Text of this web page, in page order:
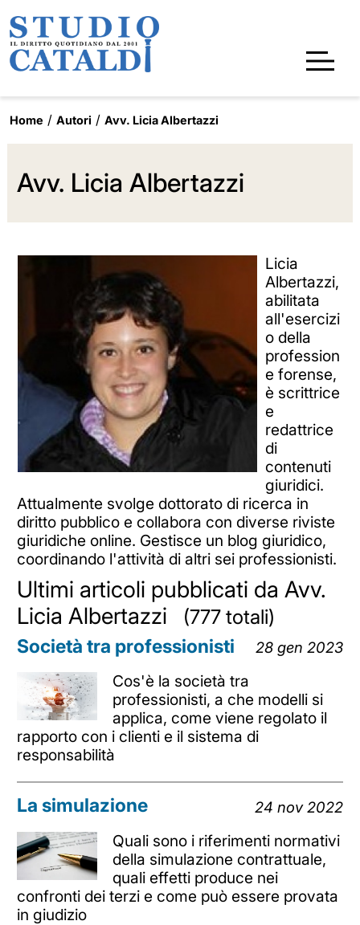
Home Autori Avv. Licia Albertazzi
Avv. Licia Albertazzi
Licia
Albertazzi,
abilitata
all'esercizi
o della
profession
e forense,
è scrittrice
e
redattrice
di
contenuti
giuridici.
Attualmente svolge dottorato di ricerca in
diritto pubblico e collabora con diverse riviste
giuridiche online. Gestisce un blog giuridico,
coordinando l'attività di altri sei professionisti.
Ultimi articoli pubblicati da Avv.
Licia Albertazzi
(777 totali)
Società tra professionisti 28 gen 2023
Cos'è la società tra
professionisti, a che modelli si
applica, come viene regolato il
rapporto con i clienti e il sistema di
responsabilità
La simulazione 24 nov 2022
Quali sono i riferimenti normativi
della simulazione contrattuale,
quali effetti produce nei
confronti dei terzi e come può essere provata
in giudizio